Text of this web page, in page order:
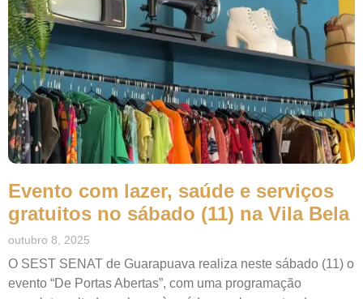
Evento com lazer, saúde e serviços
gratuitos no sábado (11) na Vila Bela
outubro 8, 2025
O SEST SENAT de Guarapuava realiza neste sábado (11) o
evento “De Portas Abertas”, com uma programação